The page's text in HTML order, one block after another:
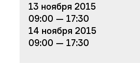
13 ноября 2015
09:00 — 17:30
14 ноября 2015
09:00 — 17:30